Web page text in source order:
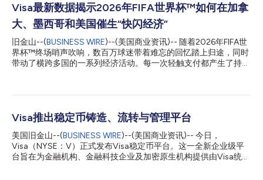
解决方案，通过分析数千种应用、行为、设备和网络信号（如击
键、触摸手势和设备握持方式），实时检测欺诈并区分合法用户与
欺诈者。BioCatch在全球范围内保护18亿台设备和7.6亿用户，在
21个不同国家为超过350家银行客户提供服务，其中包括全球100
多家最大的银行。 Visa增值服务总裁Andrew Torre表示：“账户接
管和诈骗每年给全球经济造成超过1万亿美元的损失，而AI正以前
所未有的规模助长这些攻击。BioCatch将帮助我们的客户在欺诈
Visa最新数据揭示2026年FIFA世界杯™如何在加拿
大、墨西哥和美国催生“快闪经济”
旧金山--(BUSINESS WIRE)--(美国商业资讯)-- 随着2026年FIFA世
界杯™终场哨声吹响，数百万球迷带着难忘的回忆踏上归途，同时
带动了横跨多国的一系列经济活动。每一次轻触支付都产生了持久
动了各主办城市跨境消费、国际旅行和数字商业的显著增长。研究
在重大文化、娱乐和体育赛事期间出现的临时性、高度集中的商业
队，带动了Visa持卡人在餐饮、交通、娱乐、零售、住宿及其他领
域的消费激增。从标志性的主办城市到新兴的球迷目的地，本届赛
事创造了广泛且持久的经济影响，其辐射范围远超体育场本身。
Visa推出稳定币铸造、流转与管理平台
美国旧金山--(BUSINESS WIRE)--(美国商业资讯)-- 今日，
Visa（NYSE：V）正式发布Visa稳定币平台。这一全新企业级平
台旨在为金融机构、金融科技企业及加密原生机构提供由Visa统一